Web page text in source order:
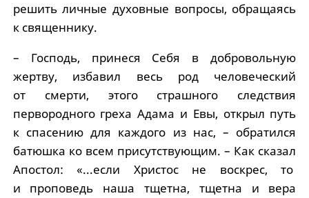
решить личные духовные вопросы, обращаясь
к священнику.
– Господь, принеся Себя в добровольную
жертву, избавил весь род человеческий
от смерти, этого страшного следствия
первородного греха Адама и Евы, открыл путь
к спасению для каждого из нас, – обратился
батюшка ко всем присутствующим. – Как сказал
Апостол: «...если Христос не воскрес, то
и проповедь наша тщетна, тщетна и вера